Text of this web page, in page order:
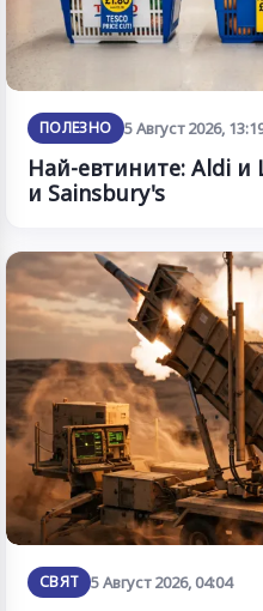
ПОЛЕЗНО 5 Август 2026,
Най-евтините: Aldi и
и Sainsbury's
СВЯТ 5 Август 2026, 04:04